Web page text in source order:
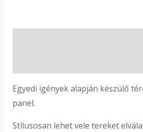
Egyedi igények alapján készülő
panel.
Stílusosan lehet vele tereket